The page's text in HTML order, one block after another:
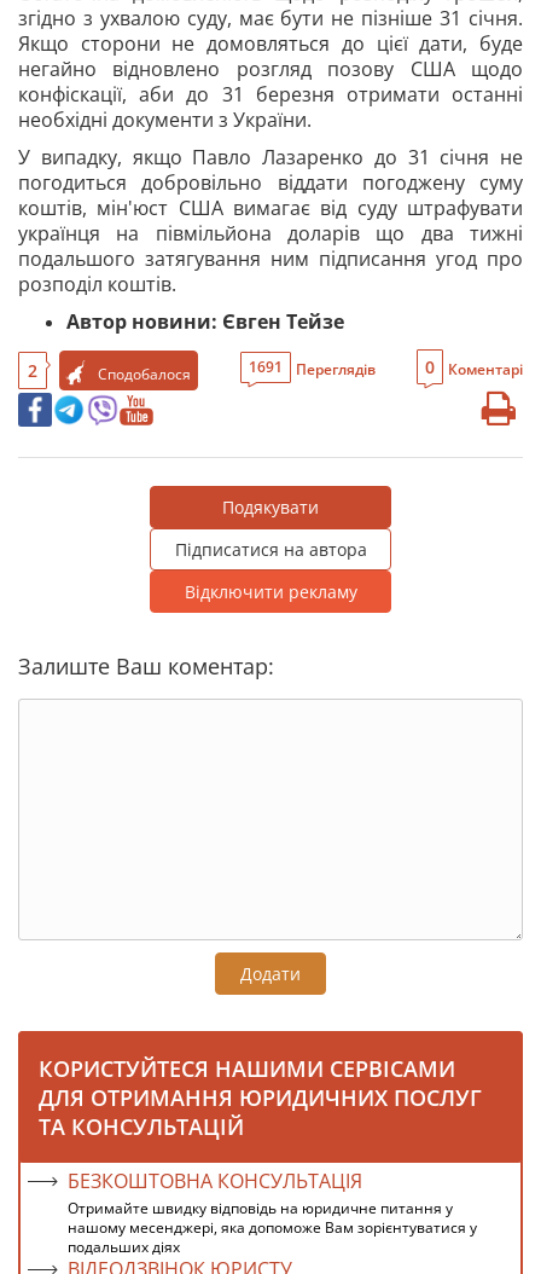
згідно з ухвалою суду, має бути не пізніше 31 січня.
Якщо сторони не домовляться до цієї дати, буде
негайно відновлено розгляд позову США щодо
конфіскації, аби до 31 березня отримати останні
необхідні документи з України.
У випадку, якщо Павло Лазаренко до 31 січня не
погодиться добровільно віддати погоджену суму
коштів, мін'юст США вимагає від суду штрафувати
українця на півмільйона доларів що два тижні
подальшого затягування ним підписання угод про
розподіл коштів.
Автор новини: Євген Тейзе
2 Сподобалося 1691 Переглядів 0 Коментарі
Подякувати
Підписатися на автора
Відключити рекламу
Залиште Ваш коментар:
Додати
КОРИСТУЙТЕСЯ НАШИМИ СЕРВІСАМИ
ДЛЯ ОТРИМАННЯ ЮРИДИЧНИХ ПОСЛУГ
ТА КОНСУЛЬТАЦІЙ
БЕЗКОШТОВНА КОНСУЛЬТАЦІЯ
Отримайте швидку відповідь на юридичне питання у
нашому месенджері, яка допоможе Вам зорієнтуватися у
подальших діях